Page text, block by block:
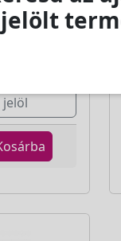
jelöl
jelölt